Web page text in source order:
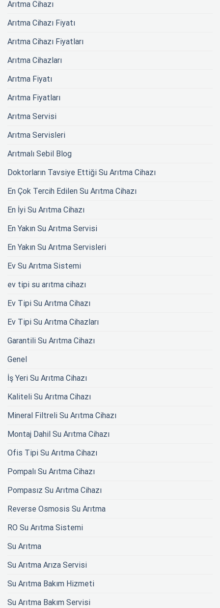
Arıtma Cihazı
Arıtma Cihazı Fiyatı
Arıtma Cihazı Fiyatları
Arıtma Cihazları
Arıtma Fiyatı
Arıtma Fiyatları
Arıtma Servisi
Arıtma Servisleri
Arıtmalı Sebil Blog
Doktorların Tavsiye Ettiği Su Arıtma Cihazı
En Çok Tercih Edilen Su Arıtma Cihazı
En İyi Su Arıtma Cihazı
En Yakın Su Arıtma Servisi
En Yakın Su Arıtma Servisleri
Ev Su Arıtma Sistemi
ev tipi su arıtma cihazı
Ev Tipi Su Arıtma Cihazı
Ev Tipi Su Arıtma Cihazları
Garantili Su Arıtma Cihazı
Genel
İş Yeri Su Arıtma Cihazı
Kaliteli Su Arıtma Cihazı
Mineral Filtreli Su Arıtma Cihazı
Montaj Dahil Su Arıtma Cihazı
Ofis Tipi Su Arıtma Cihazı
Pompalı Su Arıtma Cihazı
Pompasız Su Arıtma Cihazı
Reverse Osmosis Su Arıtma
RO Su Arıtma Sistemi
Su Arıtma
Su Arıtma Arıza Servisi
Su Arıtma Bakım Hizmeti
Su Arıtma Bakım Servisi